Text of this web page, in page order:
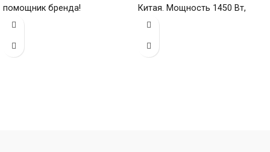
помощник бренда!
Потребляемая мощность
литров
Китая. Мощность 1450 Вт,
нержавеющая сталь, гарантия